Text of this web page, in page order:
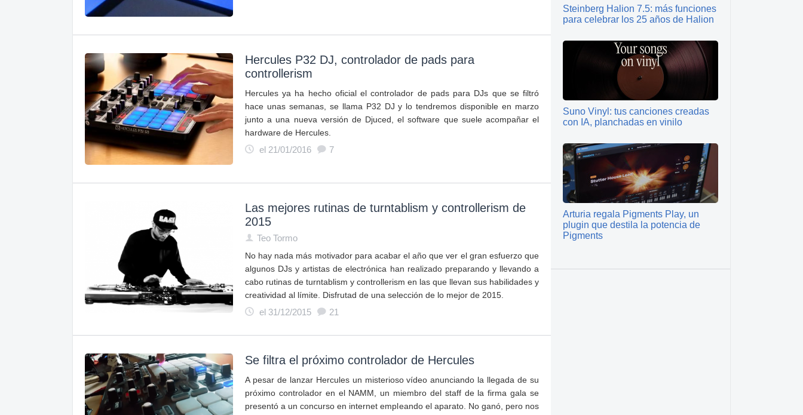
Hercules P32 DJ, controlador de pads para
controllerism
Hercules ya ha hecho oficial el controlador de pads para DJs que se filtró
hace unas semanas, se llama P32 DJ y lo tendremos disponible en marzo
junto a una nueva versión de Djuced, el software que suele acompañar el
hardware de Hercules.
el 21/01/2016
7
Las mejores rutinas de turntablism y controllerism de
2015
Teo Tormo
No hay nada más motivador para acabar el año que ver el gran esfuerzo que
algunos DJs y artistas de electrónica han realizado preparando y llevando a
cabo rutinas de turntablism y controllerism en las que llevan sus habilidades y
creatividad al límite. Disfrutad de una selección de lo mejor de 2015.
el 31/12/2015
21
Se filtra el próximo controlador de Hercules
A pesar de lanzar Hercules un misterioso vídeo anunciando la llegada de su
próximo controlador en el NAMM, un miembro del staff de la firma gala se
presentó a un concurso en internet empleando el aparato. No ganó, pero nos
Steinberg Halion 7.5: más funciones
para celebrar los 25 años de Halion
Suno Vinyl: tus canciones creadas
con IA, planchadas en vinilo
Arturia regala Pigments Play, un
plugin que destila la potencia de
Pigments